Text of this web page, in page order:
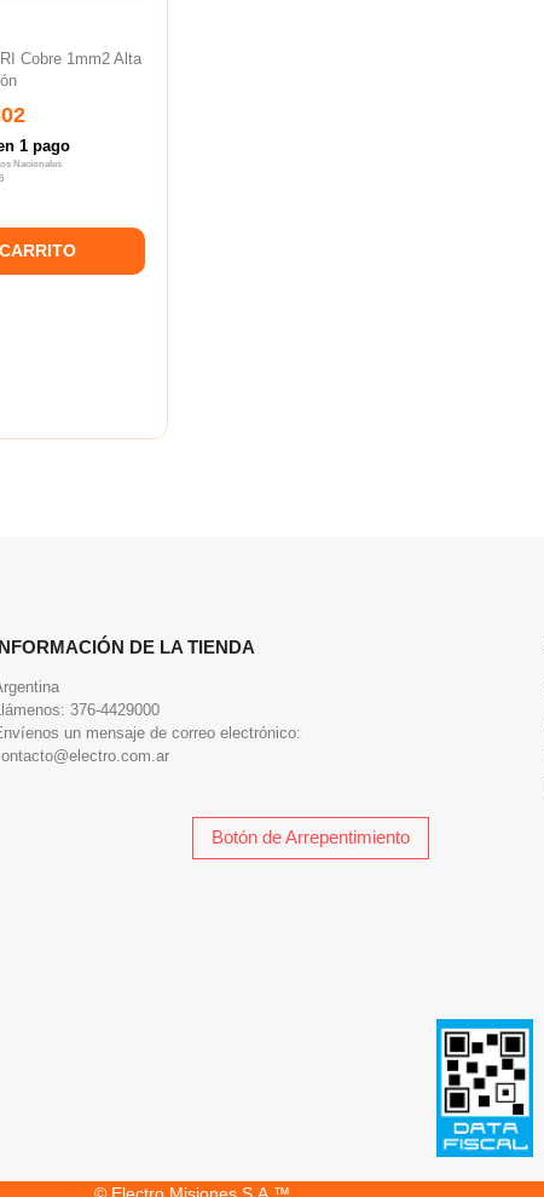
Cobre 1mm2 Alta
1 pago
Nacionales
DE LA TIENDA
Llámenos: 376-4429000
un mensaje de correo electrónico:
Botón de Arrepentimiento
© Electro Misiones S.A.™